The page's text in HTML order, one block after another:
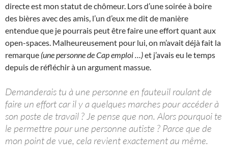
directe est mon statut de chômeur. Lors d’une soirée à boire
des bières avec des amis, l’un d’eux me dit de manière
entendue que je pourrais peut être faire une effort quant aux
open-spaces. Malheureusement pour lui, on m’avait déjà fait la
remarque (une personne de Cap emploi …)et j’avais eu le temps
depuis de réfléchir à un argument massue.
Demanderais tu à une personne en fauteuil roulant de
faire un effort car il y a quelques marches pour accéder à
son poste de travail ? Je pense que non. Alors pourquoi te
le permettre pour une personne autiste ? Parce que de
mon point de vue, cela revient exactement au même.